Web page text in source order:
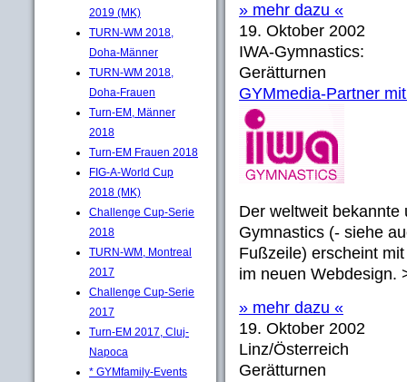
2019 (MK)
TURN-WM 2018,
Doha-Männer
TURN-WM 2018,
Doha-Frauen
Turn-EM, Männer
2018
Turn-EM Frauen 2018
FIG-A-World Cup
2018 (MK)
Challenge Cup-Serie
2018
TURN-WM, Montreal
2017
Challenge Cup-Serie
2017
Turn-EM 2017, Cluj-
Napoca
* GYMfamily-Events
» mehr dazu «
19. Oktober 2002
IWA-Gymnastics:
Gerätturnen
GYMmedia-Partner
Der weltweit bekannte
Gymnastics (- siehe
Fußzeile) erscheint
im neuen Webdesign.
» mehr dazu «
19. Oktober 2002
Linz/Österreich
Gerätturnen